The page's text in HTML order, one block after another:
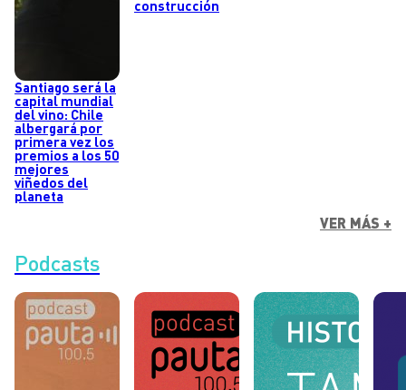
Santiago será la
capital mundial
del vino: Chile
albergará por
primera vez los
premios a los 50
mejores
viñedos del
planeta
construcción
VER MÁS +
Podcasts